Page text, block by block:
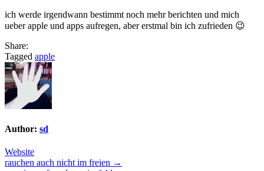
ich werde irgendwann bestimmt noch mehr berichten und mich
ueber apple und apps aufregen, aber erstmal bin ich zufrieden 😉
Share:
Tagged apple
Author: sd
Website
Post
rauchen auch nicht im freien →